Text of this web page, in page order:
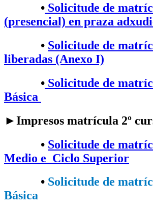
• Solicitude de
(presencial) en praza
• Solicitude de
liberadas (Anexo I)
• Solicitude de
Básica
►Impresos matrícula 2º
•​ Solicitude de
Medio e Ciclo Superior
•​ Solicitude de
Básica